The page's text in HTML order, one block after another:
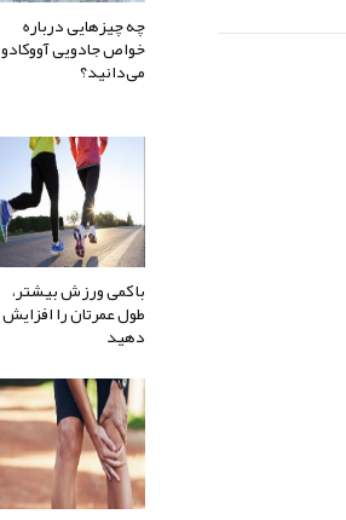
چه چیزهایی درباره
خواص جادویی آووکادو
می‌دانید؟
با کمی ورزش بیشتر،
طول عمرتان را افزایش
دهید